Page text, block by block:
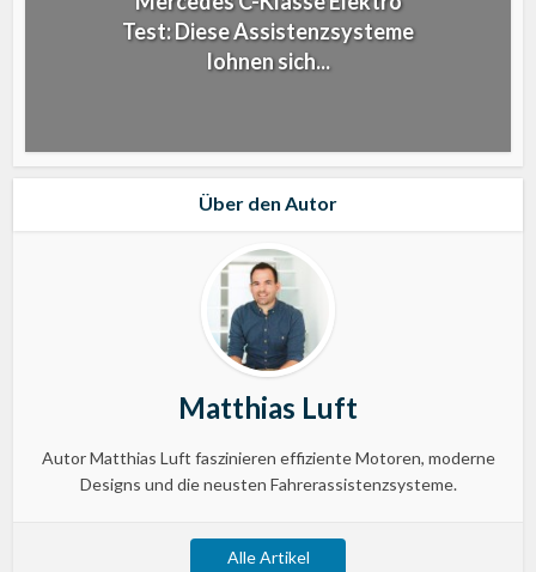
Test: Diese Assistenzsysteme
lohnen sich...
Über den Autor
Matthias Luft
Autor Matthias Luft faszinieren effiziente Motoren, moderne
Designs und die neusten Fahrerassistenzsysteme.
Alle Artikel